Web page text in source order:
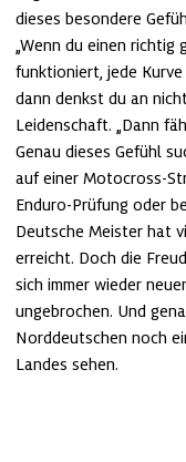
dieses besondere
„Wenn du einen richtig
funktioniert, jede
dann denkst du an
Leidenschaft. „Dann
Genau dieses Gefühl
auf einer Motocross-
Enduro-Prüfung oder
Deutsche Meister hat
erreicht. Doch die
sich immer wieder
ungebrochen. Und
Norddeutschen noch
Landes sehen.